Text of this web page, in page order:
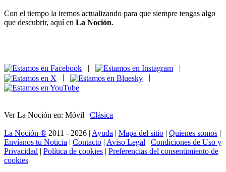
Con el tiempo la iremos actualizando para que siempre tengas algo
que descubrir, aquí en La Noción.
|
|
|
|
Ver La Noción en: Móvil | Clásica
La Noción ® 2011 - 2026 | Ayuda | Mapa del sitio | Quienes somos |
Envíanos tu Noticia | Contacto | Aviso Legal | Condiciones de Uso y
Privacidad | Política de cookies | Preferencias del consentimiento de
cookies